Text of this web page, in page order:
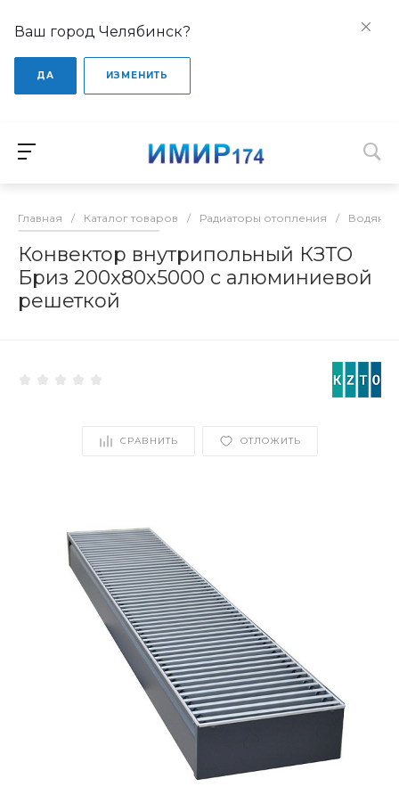
Ваш город Челябинск?
ДА ИЗМЕНИТЬ
Главная / Каталог товаров / Радиаторы отопления /
Конвектор внутрипольный КЗТО
Бриз 200x80x5000 с алюминиевой
решеткой
СРАВНИТЬ ОТЛОЖИТЬ